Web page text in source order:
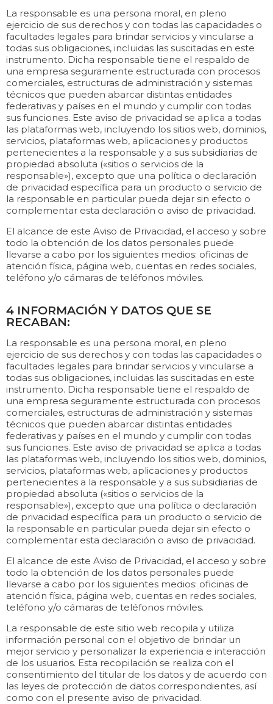
La responsable es una persona moral, en pleno
ejercicio de sus derechos y con todas las capacidades o
facultades legales para brindar servicios y vincularse a
todas sus obligaciones, incluidas las suscitadas en este
instrumento. Dicha responsable tiene el respaldo de
una empresa seguramente estructurada con procesos
comerciales, estructuras de administración y sistemas
técnicos que pueden abarcar distintas entidades
federativas y países en el mundo y cumplir con todas
sus funciones. Este aviso de privacidad se aplica a todas
las plataformas web, incluyendo los sitios web, dominios,
servicios, plataformas web, aplicaciones y productos
pertenecientes a la responsable y a sus subsidiarias de
propiedad absoluta («sitios o servicios de la
responsable»), excepto que una política o declaración
de privacidad específica para un producto o servicio de
la responsable en particular pueda dejar sin efecto o
complementar esta declaración o aviso de privacidad.
El alcance de este Aviso de Privacidad, el acceso y sobre
todo la obtención de los datos personales puede
llevarse a cabo por los siguientes medios: oficinas de
atención física, página web, cuentas en redes sociales,
teléfono y/o cámaras de teléfonos móviles.
4 INFORMACIÓN Y DATOS QUE SE
RECABAN:
La responsable es una persona moral, en pleno
ejercicio de sus derechos y con todas las capacidades o
facultades legales para brindar servicios y vincularse a
todas sus obligaciones, incluidas las suscitadas en este
instrumento. Dicha responsable tiene el respaldo de
una empresa seguramente estructurada con procesos
comerciales, estructuras de administración y sistemas
técnicos que pueden abarcar distintas entidades
federativas y países en el mundo y cumplir con todas
sus funciones. Este aviso de privacidad se aplica a todas
las plataformas web, incluyendo los sitios web, dominios,
servicios, plataformas web, aplicaciones y productos
pertenecientes a la responsable y a sus subsidiarias de
propiedad absoluta («sitios o servicios de la
responsable»), excepto que una política o declaración
de privacidad específica para un producto o servicio de
la responsable en particular pueda dejar sin efecto o
complementar esta declaración o aviso de privacidad.
El alcance de este Aviso de Privacidad, el acceso y sobre
todo la obtención de los datos personales puede
llevarse a cabo por los siguientes medios: oficinas de
atención física, página web, cuentas en redes sociales,
teléfono y/o cámaras de teléfonos móviles.
La responsable de este sitio web recopila y utiliza
información personal con el objetivo de brindar un
mejor servicio y personalizar la experiencia e interacción
de los usuarios. Esta recopilación se realiza con el
consentimiento del titular de los datos y de acuerdo con
las leyes de protección de datos correspondientes, así
como con el presente aviso de privacidad.